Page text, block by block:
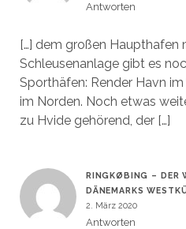
Antworten
[…] dem großen Haupthafen
Schleusenanlage gibt es
Sporthäfen: Render Havn
im Norden. Noch etwas
zu Hvide gehörend, der […]
RINGKØBING – DER
DÄNEMARKS
2. März 2020
Antworten